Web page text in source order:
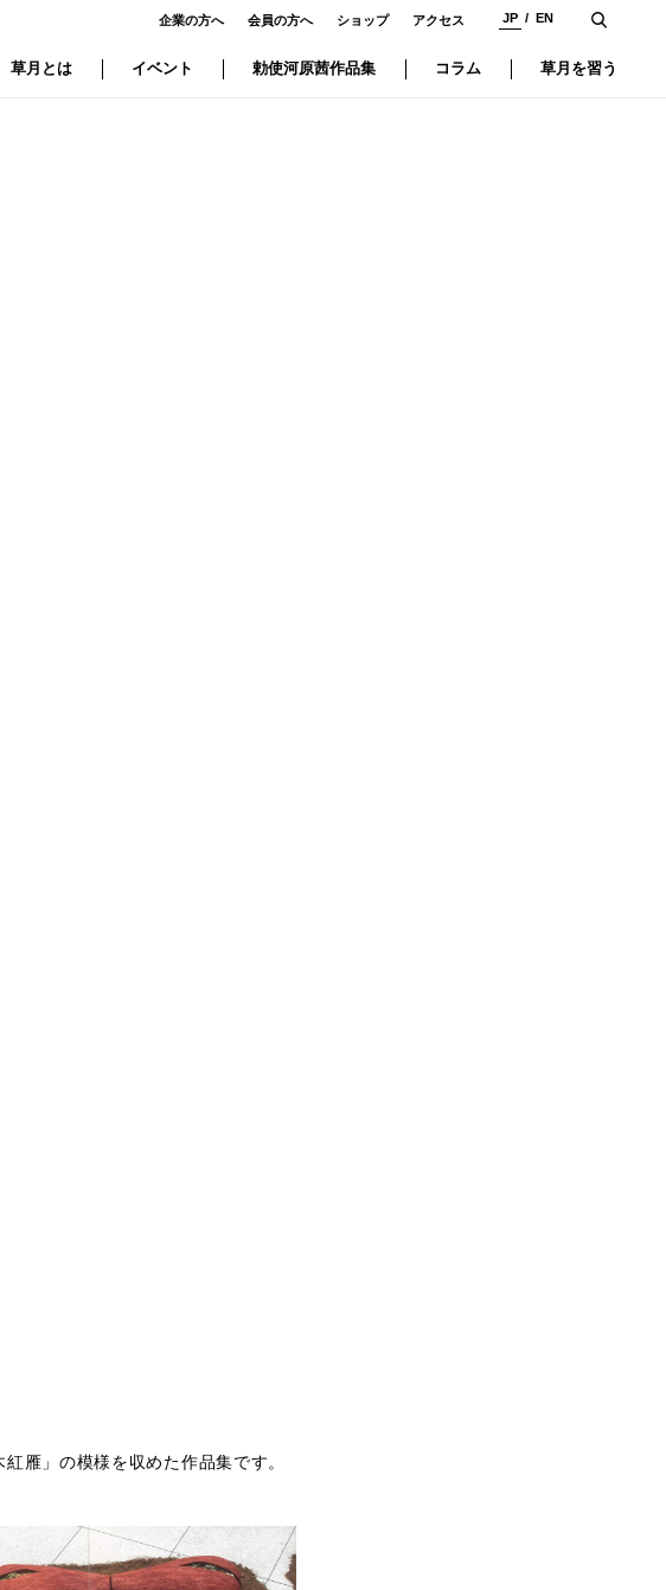
企業の方へ 会員の方へ ショップ アクセス JP EN
草月とは イベント 勅使河原茜作品集 コラム 草月を習う
雁」の模様を収めた作品集です。